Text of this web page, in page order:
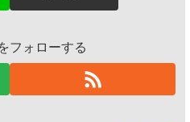
フォローする